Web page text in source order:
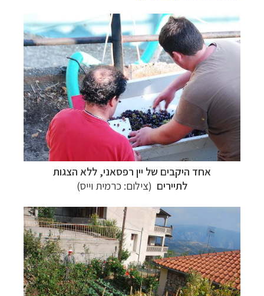
אחד היקבים של יין רפסאני, ללא הצגות
לתיירים (צילום: כרמית וייס)